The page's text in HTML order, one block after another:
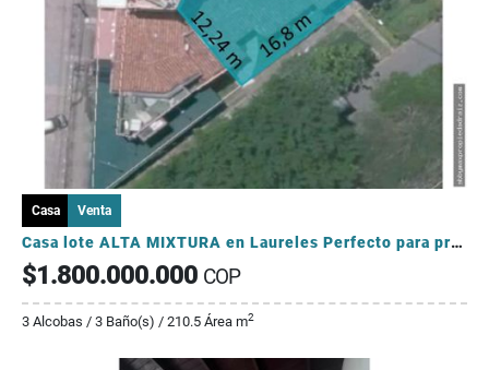
Casa Venta
Casa lote ALTA MIXTURA en Laureles Perfecto para proyectos para AIRBNB
$1.800.000.000 COP
3 Alcobas / 3 Baño(s) / 210.5 Área m2